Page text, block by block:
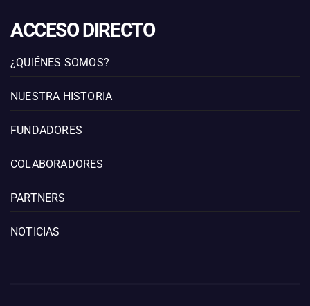
ACCESO DIRECTO
¿QUIÉNES SOMOS?
NUESTRA HISTORIA
FUNDADORES
COLABORADORES
PARTNERS
NOTICIAS